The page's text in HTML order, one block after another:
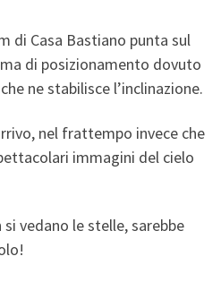
di Casa Bastiano punta sul
di posizionamento dovuto
ne stabilisce l’inclinazione.
nel frattempo invece che
immagini del cielo
vedano le stelle, sarebbe